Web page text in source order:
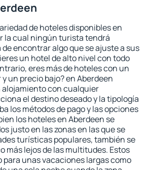
de hoteles disponibles en
la cual ningún turista tendrá
de encontrar algo que se ajuste a sus
un hotel de alto nivel con todo
eres más de hoteles con un
un precio bajo? en Aberdeen
alojamiento con cualquier
el destino deseado y la tipología
los métodos de pago y las opciones
los hoteles en Aberdeen se
justo en las zonas en las que se
turísticas populares, también se
más lejos de las multitudes. Estos
unas vacaciones largas como